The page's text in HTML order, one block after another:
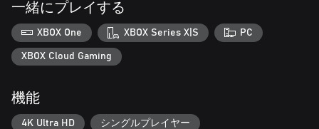
一緒にプレイする
XBOX One XBOX Series X|S PC
XBOX Cloud Gaming
機能
4K Ultra HD シングルプレイヤー